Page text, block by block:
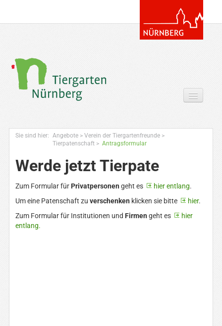
Entdecken
Zoowissen & Co
Angebote
Sie sind hier: Angebote> Verein der Tiergartenfreunde>
Tierpatenschaft> Antragsformular
Werde jetzt Tierpate
Zum Formular für Privatpersonen geht es hier entlang.
Um eine Patenschaft zu verschenken klicken sie bitte hier.
Zum Formular für Institutionen und Firmen geht es
hier
entlang.